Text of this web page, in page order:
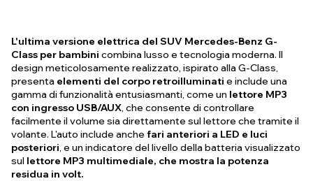
L'ultima versione elettrica del SUV Mercedes-Benz G-
Class per bambini combina lusso e tecnologia moderna. Il
design meticolosamente realizzato, ispirato alla G-Class,
presenta elementi del corpo retroilluminati e include una
gamma di funzionalità entusiasmanti, come un lettore MP3
con ingresso USB/AUX, che consente di controllare
facilmente il volume sia direttamente sul lettore che tramite il
volante. L'auto include anche fari anteriori a LED e luci
posteriori, e un indicatore del livello della batteria visualizzato
sul lettore MP3 multimediale, che mostra la potenza
residua in volt.